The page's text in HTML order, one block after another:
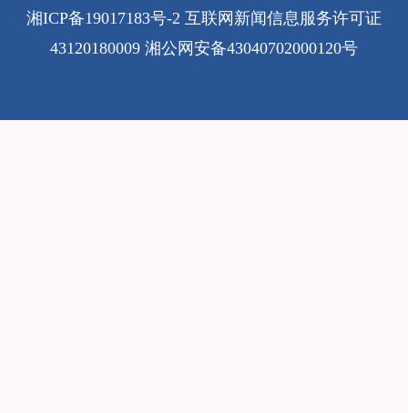
湘ICP备19017183号-2 互联网新闻信息服务许可证
43120180009 湘公网安备43040702000120号